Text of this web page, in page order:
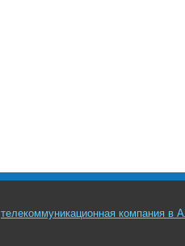
телекоммуникационная компания в